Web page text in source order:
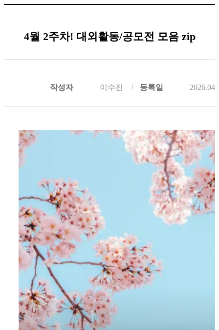
4월 2주차! 대외활동/공모전 모음 zip
작성자 이수진 등록일